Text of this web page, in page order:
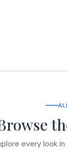
every look